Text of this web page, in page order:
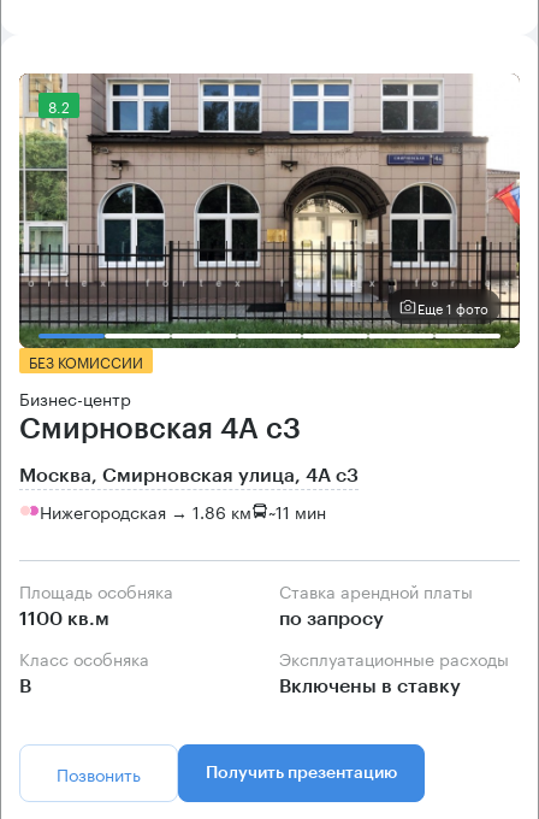
8.2
Еще 1 фото
БЕЗ КОМИССИИ
Бизнес-центр
Смирновская 4А с3
Москва, Смирновская улица, 4А с3
Нижегородская → 1.86 км ~11 мин
Площадь особняка
1100 кв.м
Ставка арендной платы
по запросу
Класс особняка
B
Эксплуатационные расходы
Включены в ставку
Позвонить Получить презентацию